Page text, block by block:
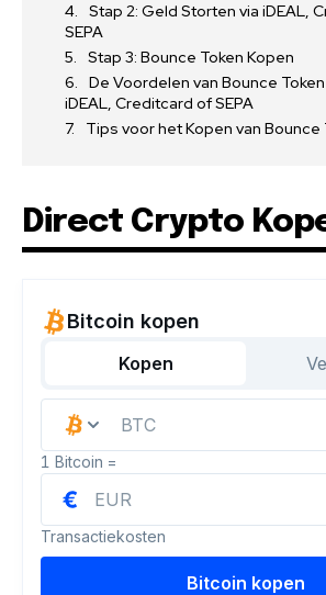
Stap 2: Geld Storten via iDEAL,
SEPA
Stap 3: Bounce Token Kopen
De Voordelen van Bounce
iDEAL, Creditcard of SEPA
Tips voor het Kopen van Bounce
Direct Crypto